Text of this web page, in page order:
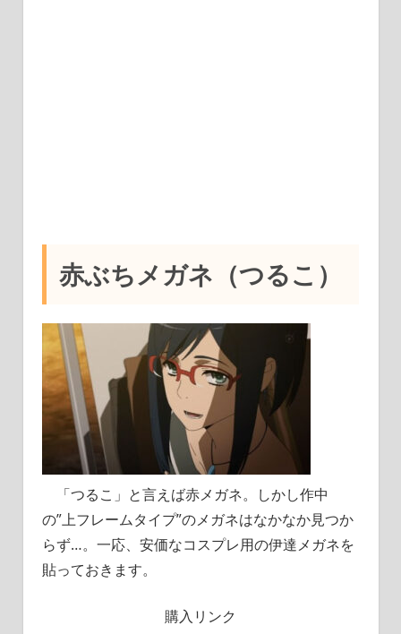
赤ぶちメガネ（つるこ）
「つるこ」と言えば赤メガネ。しかし作中
の”上フレームタイプ”のメガネはなかなか見つか
らず…。一応、安価なコスプレ用の伊達メガネを
貼っておきます。
購入リンク